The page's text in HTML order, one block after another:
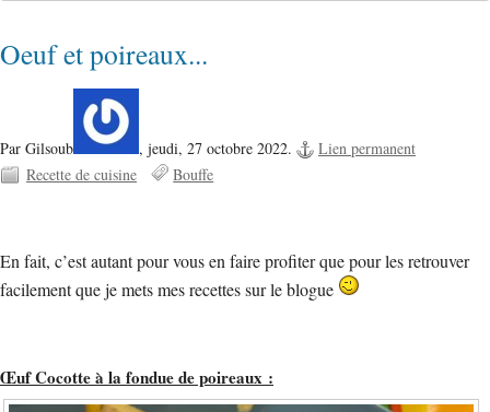
Oeuf et poireaux...
Par Gilsoub , jeudi, 27 octobre 2022.
Lien permanent
Recette de cuisine
Bouffe
En fait, c’est autant pour vous en faire profiter que pour les retrouver
facilement que je mets mes recettes sur le blogue
Œuf Cocotte à la fondue de poireaux :